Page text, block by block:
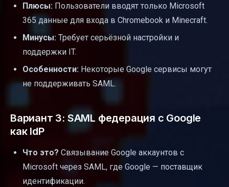
Плюсы: Пользователи вводят только Microsoft
365 данные для входа в Chromebook и Minecraft.
Минусы: Требует серьёзной настройки и
поддержки IT.
Особенности: Некоторые Google сервисы могут
не поддерживать SAML.
Вариант 3: SAML федерация с Google
как IdP
Что это? Связывание Google аккаунтов с
Microsoft через SAML, где Google — поставщик
идентификации.